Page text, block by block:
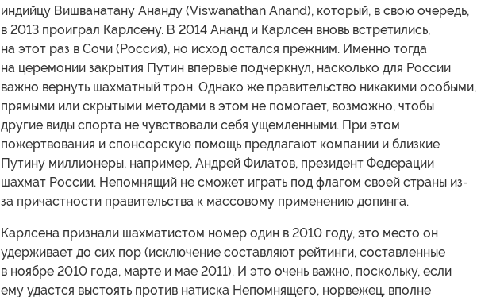
индийцу Вишванатану Ананду (Viswanathan Anand), который, в свою очередь,
в 2013 проиграл Карлсену. В 2014 Ананд и Карлсен вновь встретились,
на этот раз в Сочи (Россия), но исход остался прежним. Именно тогда
на церемонии закрытия Путин впервые подчеркнул, насколько для России
важно вернуть шахматный трон. Однако же правительство никакими особыми,
прямыми или скрытыми методами в этом не помогает, возможно, чтобы
другие виды спорта не чувствовали себя ущемленными. При этом
пожертвования и спонсорскую помощь предлагают компании и близкие
Путину миллионеры, например, Андрей Филатов, президент Федерации
шахмат России. Непомнящий не сможет играть под флагом своей страны из-
за причастности правительства к массовому применению допинга.
Карлсена признали шахматистом номер один в 2010 году, это место он
удерживает до сих пор (исключение составляют рейтинги, составленные
в ноябре 2010 года, марте и мае 2011). И это очень важно, поскольку, если
ему удастся выстоять против натиска Непомнящего, норвежец, вполне